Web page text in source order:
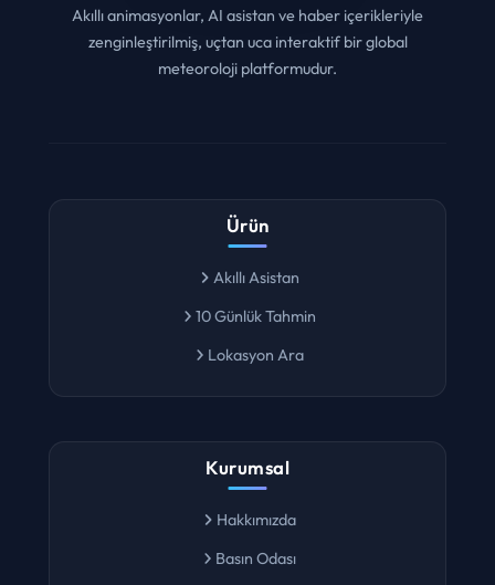
Akıllı animasyonlar, AI asistan ve haber içerikleriyle
zenginleştirilmiş, uçtan uca interaktif bir global
meteoroloji platformudur.
Ürün
Akıllı Asistan
10 Günlük Tahmin
Lokasyon Ara
Kurumsal
Hakkımızda
Basın Odası